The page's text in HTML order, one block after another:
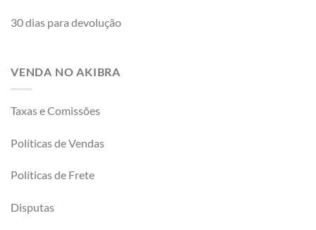
30 dias para devolução
VENDA NO AKIBRA
Taxas e Comissões
Políticas de Vendas
Políticas de Frete
Disputas